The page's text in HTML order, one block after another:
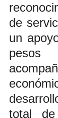
de
un
total